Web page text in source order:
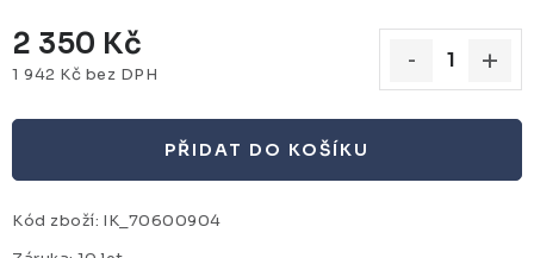
2 350 Kč
1 942 Kč bez DPH
PŘIDAT DO KOŠÍKU
Kód zboží: IK_70600904